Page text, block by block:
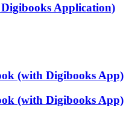
Application)
(with Digibooks App)
(with Digibooks App)